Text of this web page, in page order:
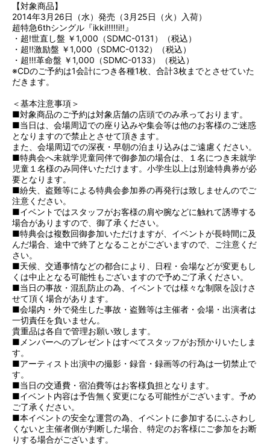
【対象商品】
2014年3月26日（水）発売（3月25日（火）入荷）
超特急6thシングル『ikki!!!!!i!!』
・超!世直し盤 ￥1,000（SDMC-0131）（税込）
・超!!激励盤 ￥1,000（SDMC-0132）（税込）
・超!!!革命盤 ￥1,000（SDMC-0133）（税込）
※CDのご予約は1会計につき各種1枚、合計3枚までとさせていた
だきます。
＜基本注意事項＞
■対象商品のご予約は対象店舗の店頭でのみ承っております。
■当日は、会場周辺での座り込みや集会等は他のお客様のご迷惑
となりますので禁止とさせて頂きます。
また、会場周辺での深夜・早朝の泊まり込みはご遠慮ください。
■特典会へ未就学児童同伴で御参加の場合は、１名につき未就学
児童１名様のみ同伴いただけます。小学生以上は別途特典券が必
要となります。
■紛失、盗難等による特典会参加券の再発行は致しませんのでご
注意ください。
■イベントではスタッフがお客様の肩や腕などに触れて誘導する
場合がありますので、御了承ください。
■特典会は複数回御参加いただけますが、イベントが長時間に及
んだ場合、途中で終了となることがございますので、ご注意くだ
さい。
■天候、交通事情などの都合により、日程・会場などが変更もし
くは中止となる可能性もございますので予めご了承ください。
■当日の事故・混乱防止の為、イベントでは様々な制限を設けさ
せて頂く場合があります。
■会場内・外で発生した事故・盗難等は主催者・会場・出演者は
一切責任を負いません。
貴重品は各自で管理お願い致します。
■メンバーへのプレゼントはすべてスタッフがお預かりいたしま
す。
■アーティスト出演中の撮影・録音・録画等の行為は一切禁止で
す。
■当日の交通費・宿泊費等はお客様負担となります。
■イベント内容は予告無く変更になる可能性がございます。予め
ご了承ください。
■本イベントの安全な運営の為、イベントに参加するにふさわし
くないと主催者側が判断した場合、特定のお客様にご参加をお断
りする場合がございます。